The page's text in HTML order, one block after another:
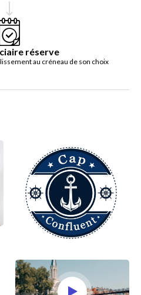
réserve
au créneau de son choix